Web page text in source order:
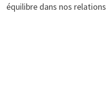
équilibre dans nos relations